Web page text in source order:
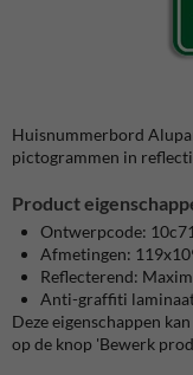
Huisnummerbord
pictogrammen in
Product
Ontwerpcode:
Afmetingen:
Reflecterend:
Anti-graffiti
Deze eigenschappen
op de knop 'Bewerk